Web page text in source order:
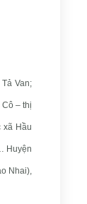
Van;
– thị
xã Hầu
Huyện
Nhai),